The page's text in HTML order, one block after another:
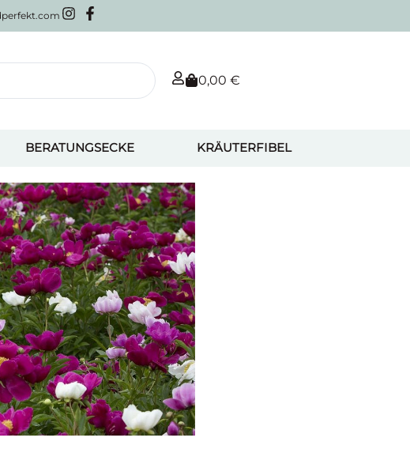
0,00 €
BERATUNGSECKE KRÄUTERFIBEL